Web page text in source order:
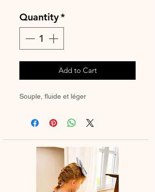
Quantity*
Add to Cart
Souple, fluide et léger